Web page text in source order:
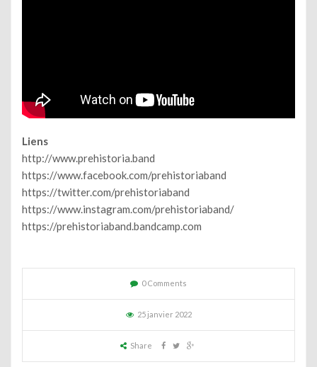
Liens
http://www.prehistoria.band
https://www.facebook.com/prehistoriaband
https://twitter.com/prehistoriaband
https://www.instagram.com/prehistoriaband/
https://prehistoriaband.bandcamp.com
0 Comments
25 janvier 2022
Share